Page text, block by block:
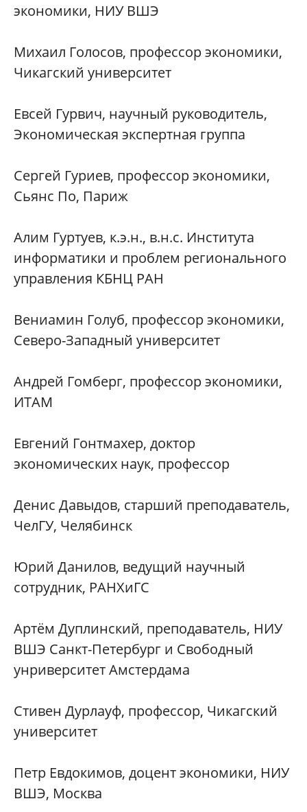
экономики, НИУ ВШЭ
Михаил Голосов, профессор экономики,
Чикагский университет
Евсей Гурвич, научный руководитель,
Экономическая экспертная группа
Сергей Гуриев, профессор экономики,
Сьянс По, Париж
Алим Гуртуев, к.э.н., в.н.с. Института
информатики и проблем регионального
управления КБНЦ РАН
Вениамин Голуб, профессор экономики,
Северо-Западный университет
Андрей Гомберг, профессор экономики,
ИТАМ
Евгений Гонтмахер, доктор
экономических наук, профессор
Денис Давыдов, старший преподаватель,
ЧелГУ, Челябинск
Юрий Данилов, ведущий научный
сотрудник, РАНХиГС
Артём Дуплинский, преподаватель, НИУ
ВШЭ Санкт-Петербург и Свободный
унриверситет Амстердама
Стивен Дурлауф, профессор, Чикагский
университет
Петр Евдокимов, доцент экономики, НИУ
ВШЭ, Москва